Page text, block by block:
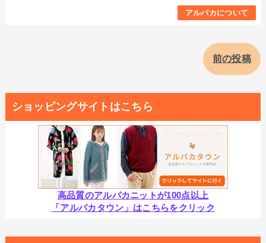
アルパカについて
前の投稿
ショッピングサイトはこちら
高品質のアルパカニットが100点以上
「アルパカタウン」はこちらをクリック